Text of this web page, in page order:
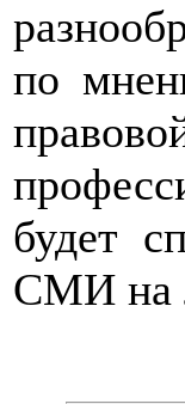
по
будет
СМИ на